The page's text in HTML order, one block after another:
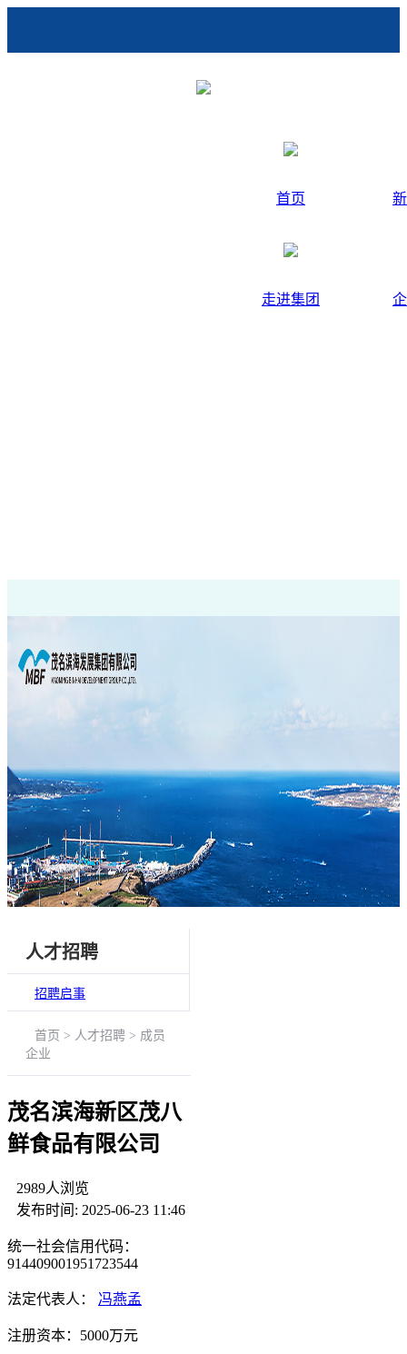
首页
走进集团
人才招聘
招聘启事
首页 > 人才招聘 > 成员
企业
茂名滨海新区茂八
鲜食品有限公司
2989人浏览
发布时间: 2025-06-23 11:46
统一社会信用代码：
914409001951723544
法定代表人： 冯燕孟
注册资本：5000万元